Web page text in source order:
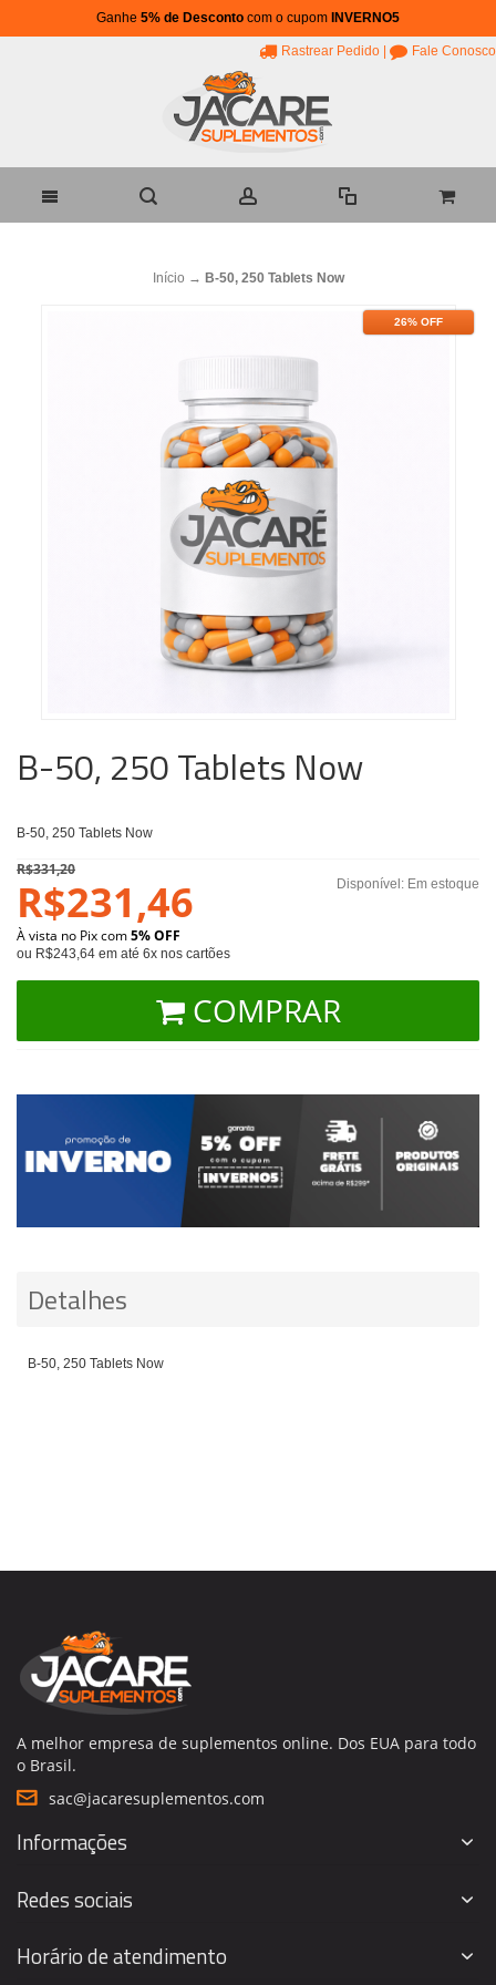
Ganhe 5% de Desconto com o cupom INVERNO5
Rastrear Pedido Fale Conosco
Início → B-50, 250 Tablets Now
26% OFF
B-50, 250 Tablets Now
B-50, 250 Tablets Now
Disponível: Em estoque
R$331,20
R$231,46
À vista no Pix com5% OFF
ou R$243,64 em até 6x nos cartões
COMPRAR
Detalhes
B-50, 250 Tablets Now
A melhor empresa de suplementos online. Dos EUA para todo
o Brasil.
sac@jacaresuplementos.com
Informações
Redes sociais
Horário de atendimento